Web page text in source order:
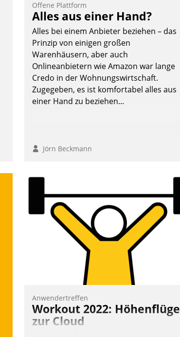
Offene Plattform
Alles aus einer Hand?
Alles bei einem Anbieter beziehen – das
Prinzip von einigen großen
Warenhäusern, aber auch
Onlineanbietern wie Amazon war lange
Credo in der Wohnungswirtschaft.
Zugegeben, es ist komfortabel alles aus
einer Hand zu beziehen...
Jörn Beckmann
Anwendertreffen
Workout 2022: Höhenflüge
zur Cloud